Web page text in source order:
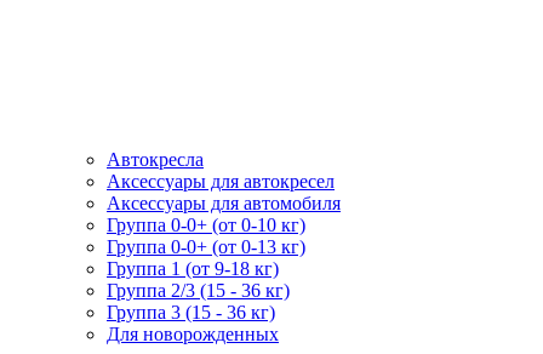
Автокресла
Аксессуары для автокресел
Аксессуары для автомобиля
Группа 0-0+ (от 0-10 кг)
Группа 0-0+ (от 0-13 кг)
Группа 1 (от 9-18 кг)
Группа 2/3 (15 - 36 кг)
Группа 3 (15 - 36 кг)
Для новорожденных